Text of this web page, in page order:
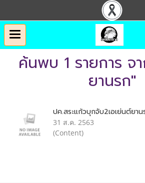
ค้นพบ 1 รายการ จ
ยานรก"
ปค.สระแก้วบุกจับ2เอเย่นต์ยา
31 ส.ค. 2563
(Content)